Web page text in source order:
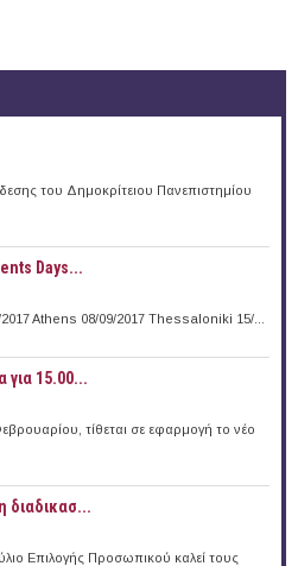
του Δημοκρίτειου Πανεπιστημίου
Days...
Athens 08/09/2017 Thessaloniki 15/...
15.00...
τίθεται σε εφαρμογή το νέο
διαδικασ...
Επιλογής Προσωπικού καλεί τους